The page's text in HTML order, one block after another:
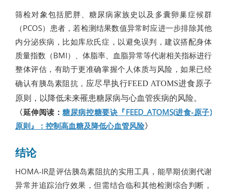
筛检对象包括肥胖、糖尿病家族史以及多囊卵巢症候群
（PCOS）患者，若检测结果数值异常时应进一步排除其他
内分泌疾病，比如库欣氏症，以避免误判，建议搭配身体
质量指数（BMI）、体脂率、血脂异常等代谢相关指标进行
整体评估，有助于更准确掌握个人体质与风险，如果已经
确认有胰岛素阻抗， 应尽早执行FEED ATOMS进食原子
原则
，以降低未来罹患糖尿病与心血管疾病的风险。
〈延伸阅读：糖尿病控糖要诀『FEED_ATOMS(进食-原子)
原则』：控制高血糖及降低心血管风险〉
结论
HOMA-IR是评估胰岛素阻抗的实用工具，能早期侦测代谢
异常并追踪治疗效果，但需结合临和其他检测综合判断，